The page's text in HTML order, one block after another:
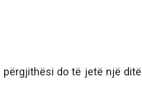
do të jetë një ditë